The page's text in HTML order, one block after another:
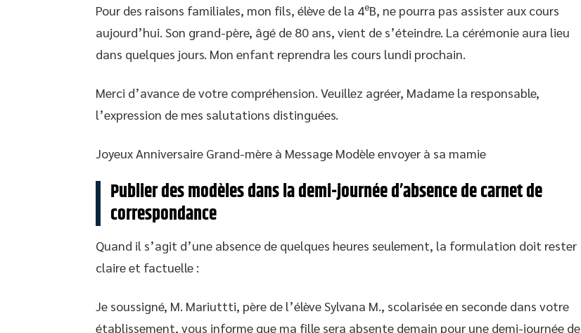
Pour des raisons familiales, mon fils, élève de la 4eB, ne pourra pas assister aux cours
aujourd’hui. Son grand-père, âgé de 80 ans, vient de s’éteindre. La cérémonie aura lieu
dans quelques jours. Mon enfant reprendra les cours lundi prochain.
Merci d’avance de votre compréhension. Veuillez agréer, Madame la responsable,
l’expression de mes salutations distinguées.
Joyeux Anniversaire Grand-mère à Message Modèle envoyer à sa mamie
Publier des modèles dans la demi-journée d’absence de carnet de
correspondance
Quand il s’agit d’une absence de quelques heures seulement, la formulation doit rester
claire et factuelle :
Je soussigné, M. Mariuttti, père de l’élève Sylvana M., scolarisée en seconde dans votre
établissement, vous informe que ma fille sera absente demain pour une demi-journée de